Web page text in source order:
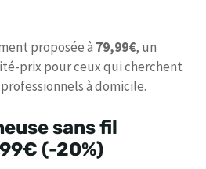
proposée à 79,99€, un
prix pour ceux qui cherchent
à domicile.
sans fil
(-20%)